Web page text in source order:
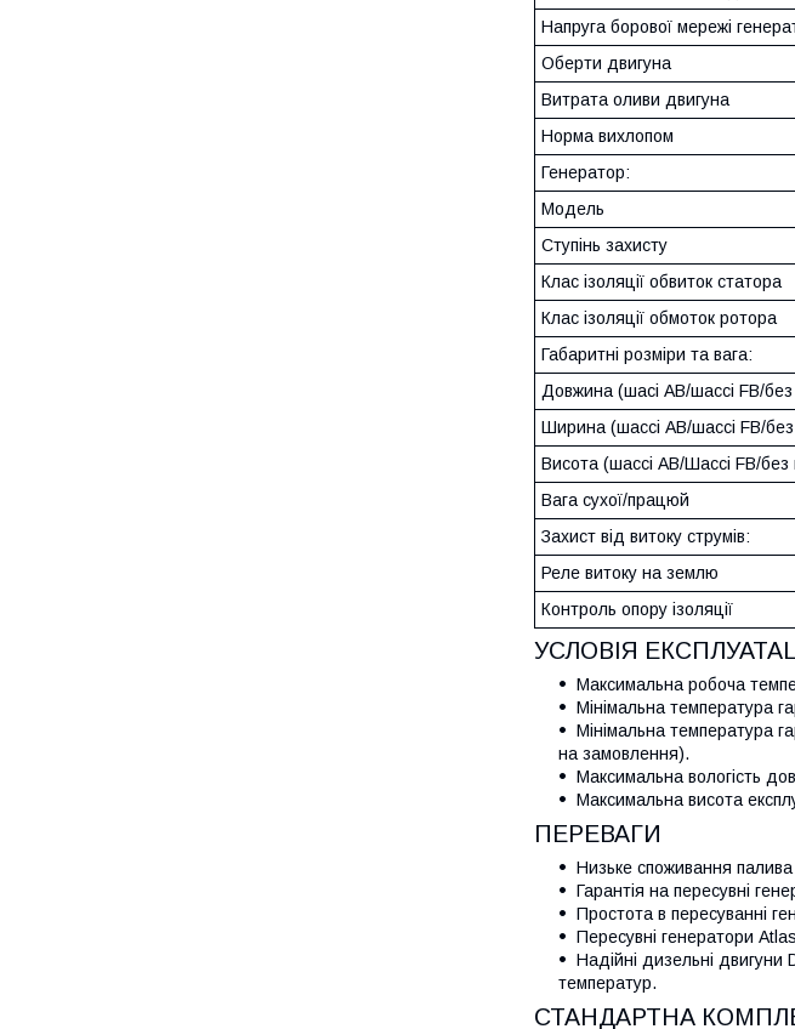
Напруга борової мережі
Оберти двигуна
Витрата оливи двигуна
Норма вихлопом
Генератор:
Модель
Ступінь захисту
Клас ізоляції обвиток статора
Клас ізоляції обмоток ротора
Габаритні розміри та вага:
Довжина (шасі АВ/шассі FB/без
Ширина (шассі АВ/шассі FB/без
Висота (шассі АВ/Шассі FB/без
Вага сухої/працюй
Захист від витоку струмів:
Реле витоку на землю
Контроль опору ізоляції
УСЛОВІЯ
Максимальна робоча
Мінімальна температура
Мінімальна температура
на замовлення).
Максимальна вологість
Максимальна висота
ПЕРЕВАГИ
Низьке споживання палива
Гарантія на пересувні
Простота в пересуванні
Пересувні генератори
Надійні дизельні
температур.
СТАНДАРТНА